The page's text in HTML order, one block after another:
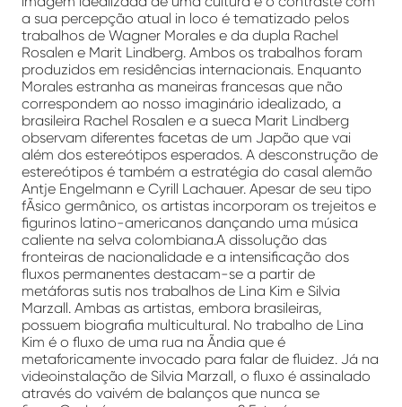
a sua percepção atual in loco é tematizado pelos
trabalhos de Wagner Morales e da dupla Rachel
Rosalen e Marit Lindberg. Ambos os trabalhos foram
produzidos em residências internacionais. Enquanto
Morales estranha as maneiras francesas que não
correspondem ao nosso imaginário idealizado, a
brasileira Rachel Rosalen e a sueca Marit Lindberg
observam diferentes facetas de um Japão que vai
além dos estereótipos esperados. A desconstrução de
estereótipos é também a estratégia do casal alemão
Antje Engelmann e Cyrill Lachauer. Apesar de seu tipo
fÃ­sico germânico, os artistas incorporam os trejeitos e
figurinos latino-americanos dançando uma música
caliente na selva colombiana.A dissolução das
fronteiras de nacionalidade e a intensificação dos
fluxos permanentes destacam-se a partir de
metáforas sutis nos trabalhos de Lina Kim e Silvia
Marzall. Ambas as artistas, embora brasileiras,
possuem biografia multicultural. No trabalho de Lina
Kim é o fluxo de uma rua na Ãndia que é
metaforicamente invocado para falar de fluidez. Já na
videoinstalação de Silvia Marzall, o fluxo é assinalado
através do vaivém de balanços que nunca se